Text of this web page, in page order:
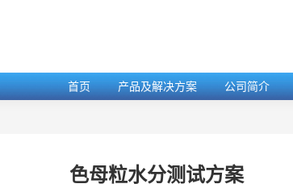
首页 产品及解决方案 公司简介
色母粒水分测试方案